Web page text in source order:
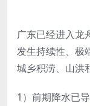
广东已经进入龙
发生持续性、极
城乡积涝、山洪
1）前期降水已